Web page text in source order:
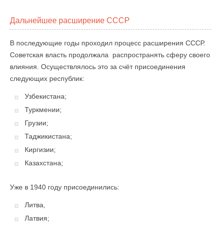
Дальнейшее расширение СССР
В последующие годы проходил процесс расширения СССР.
Советская власть продолжала распространять сферу своего
влияния. Осуществлялось это за счёт присоединения
следующих республик:
Узбекистана;
Туркмении;
Грузии;
Таджикистана;
Киргизии;
Казахстана;
Уже в 1940 году присоединились:
Литва,
Латвия;